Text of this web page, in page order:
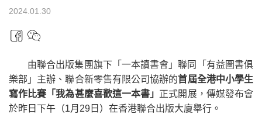
2024.01.30
由聯合出版集團旗下「一本讀書會」聯同「有益圖書俱
樂部」主辦、聯合新零售有限公司協辦的首屆全港中小學生
寫作比賽「我為甚麼喜歡這一本書」 正式開展，傳媒發布會
於昨日下午（1月29日）在香港聯合出版大廈舉行。